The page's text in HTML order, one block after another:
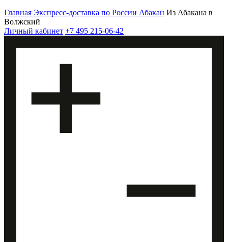
Главная Экспресс-доставка по России Абакан Из Абакана в
Волжский
Личный кабинет +7 495 215-06-42